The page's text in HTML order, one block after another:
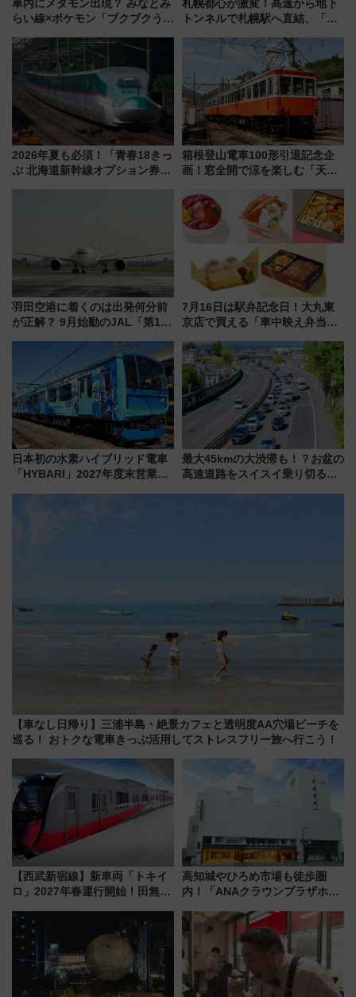
車内にメタモン出現？ みなとみ
らい線×ポケモン「ブクブクうみ
行開始に！ この夏は直通列車で
横浜へ！
札幌都心が激変！高速から地下
トンネルで札幌駅へ直結、「創
から本格着工、延長4.8km整備
2026年夏も必須！「青春18きっ
ぷ 北海道新幹線オプション券」
箱根登山電車100形引退記念企
画！窓全開で涼を楽しむ「天然
発売
羽田空港に着くのは出発何分前
が正解？ 9月始動のJAL「第1タ
歩1キロ超え！ 知っておきたい
変更点まとめ
7月16日は駅弁記念日！大丸東
京店で買える「車中映え弁当」
日本初の水素ハイブリッド電車
「HYBARI」2027年度末営業運
最大45kmの大渋滞も！？お盆の
高速道路をスイスイ乗り切る快
【車なし日帰り】三浦半島・絶景カフェと透明度AA穴場ビーチを
巡る！ おトクな電車きっぷ活用してストレスフリー旅へ行こう！
【西武新宿線】新車両「トキイ
ロ」2027年春運行開始！田無・
「第2弾」も
高知城やひろめ市場も徒歩圏
内！「ANAクラウンプラザホテ